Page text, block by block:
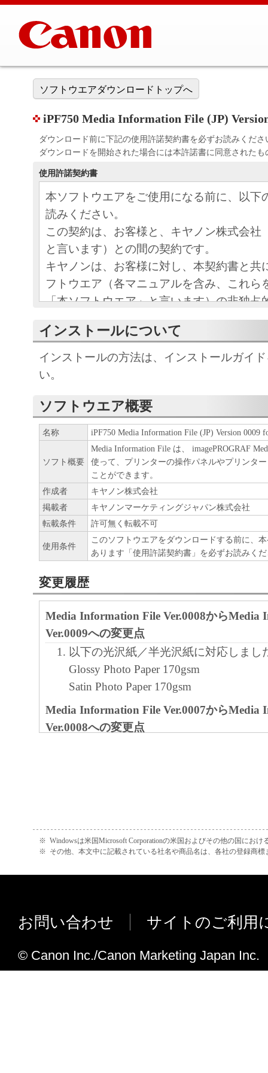
ソフトウエアダウンロードトップへ
iPF750 Media Information File (JP)
ダウンロード前に下記の使用許諾契約書を必ずお読みくださ
ダウンロードを開始された場合には本許諾書に同意された
使用許諾契約書
本ソフトウエアをご使用になる前に、以下
読みください。
この契約は、お客様と、キヤノン株式会社
と言います）との間の契約です。
キヤノンは、お客様に対し、本契約書と共
フトウエア（各マニュアルを含み、これら
「本ソフトウエア」と言います）の非独占
条項に基づき許諾し、お客様も下記条項に
ものとします。
お客様は、「本ソフトウエア」のインスト
この契約に同意したことになります。
ストールされず、直ちに「本ソフトウエア
さい。
１．使用許諾
(1) お客様は、「本ソフトウエア」を、キ
ェットプリンタ（以下「プリンタ」と言い
たはネットワークを通じ接続される複数の
それぞれにおいて使用（「使用」とは、「
ア」をコンピュータの記憶媒体上にインス
すること、読み出すこと、もしくは実行す
も含むものとします）することができます
た、お客様が「プリンタ」を使用すること
様のイントラネット内のユーザ（以下「指
います）に、本契約の条件の下で、「許諾
を使用させることができます。その場合、
かる「指定ユーザ」を本契約の条件に従わ
き、すべての責任を負っていただくものと
(2) お客様は、再使用許諾、譲渡、頒布、
たは逆アセンブル等することはできません
このような行為をさせてはなりません。
に付与するものではありません。
「本ソフトウエア」及びその複製物に係る
インストールについて
インストールの方法は、インストールガイ
い。
ソフトウエア概要
名称 iPF750 Media Information File (JP) Version 0009
ソフト概要
Media Information File は、 imagePROGRAF
使って、プリンターの操作パネルやプリンタ
ことができます。
作成者
キヤノン株式会社
掲載者
キヤノンマーケティングジャパン株式会社
転載条件
許可無く転載不可
使用条件
このソフトウエアをダウンロードする前に、
あります「使用許諾契約書」を必ずお読みく
変更履歴
Media Information File Ver.0008からMedia
Ver.0009への変更点
以下の光沢紙／半光沢紙に対応しまし
Glossy Photo Paper 170gsm
Satin Photo Paper 170gsm
Media Information File Ver.0007からMedia
Ver.0008への変更点
※ Windowsは米国Microsoft Corporationの米国およびその他の国におけ
※ その他、本文中に記載されている社名や商品名は、各社の登録商標
お問い合わせ サイトのご利用
© Canon Inc./Canon Marketing Japan Inc.